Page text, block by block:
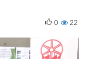
22
0